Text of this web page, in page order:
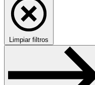
Limpiar filtros